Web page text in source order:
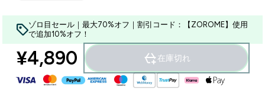
ゾロ目セール｜最大70%オフ｜割引コード：【ZOROME】使用
で追加10%オフ！
¥4,890‎ 在庫切れ